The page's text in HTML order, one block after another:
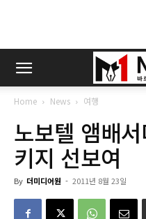
Home News 여행
노보텔 앰배
키지 선보여
By 더미디어원 - 2011년 8월 23일